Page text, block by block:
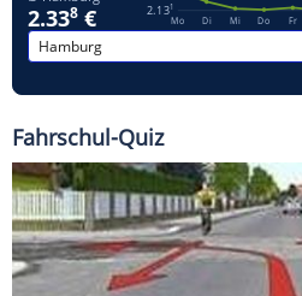
Fahrschul-Quiz